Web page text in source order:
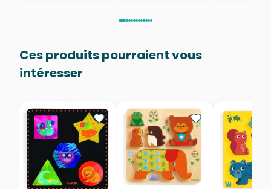
Ces produits pourraient vous
intéresser